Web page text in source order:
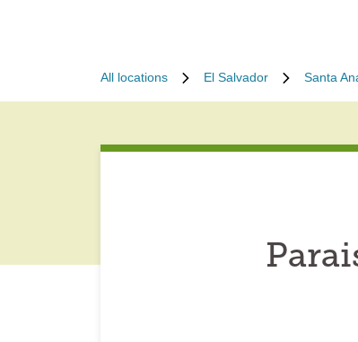
All locations El Salvador Santa